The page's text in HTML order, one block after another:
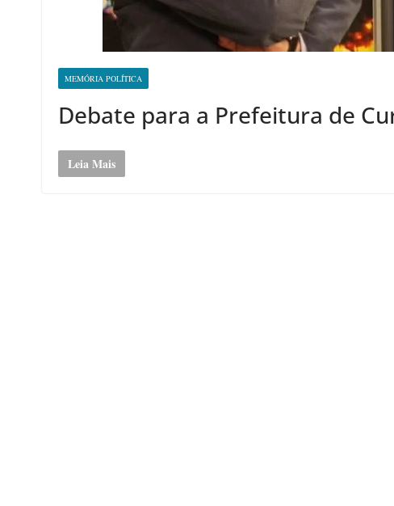
MEMÓRIA POLÍTICA
Debate para a Prefeitura de
Leia Mais